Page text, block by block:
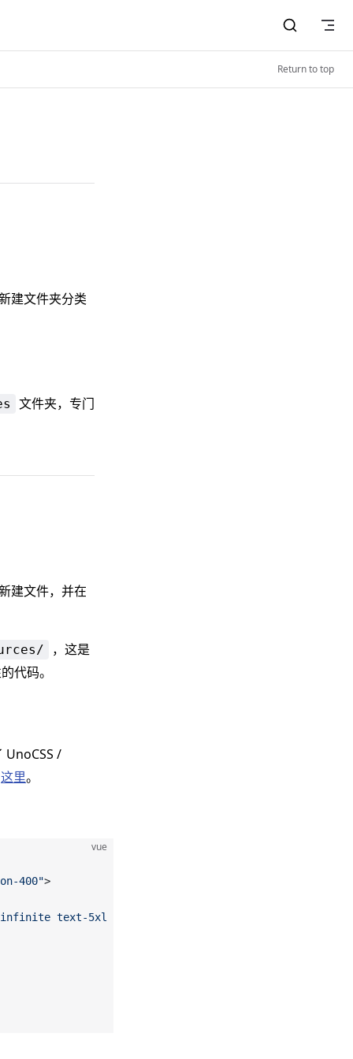
Return to top
建文件夹分类
文件夹，专门
建文件，并在
，这是
代码。
UnoCSS /
这里。
vue
400">
infinite text-5xl fw100"